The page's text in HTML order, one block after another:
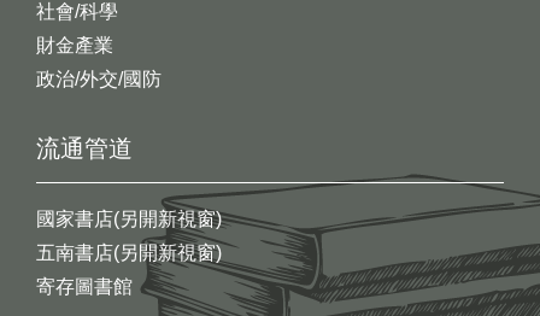
社會/科學
財金產業
政治/外交/國防
流通管道
國家書店(另開新視窗)
五南書店(另開新視窗)
寄存圖書館